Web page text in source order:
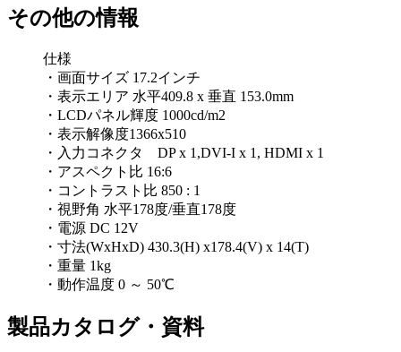
その他の情報
仕様
・画面サイズ 17.2インチ
・表示エリア 水平409.8 x 垂直 153.0mm
・LCDパネル輝度 1000cd/m2
・表示解像度1366x510
・入力コネクタ DP x 1,DVI-I x 1, HDMI x 1
・アスペクト比 16:6
・コントラスト比 850 : 1
・視野角 水平178度/垂直178度
・電源 DC 12V
・寸法(WxHxD) 430.3(H) x178.4(V) x 14(T)
・重量 1kg
・動作温度 0 ～ 50℃
製品カタログ・資料